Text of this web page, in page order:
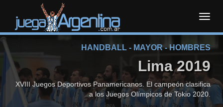
HANDBALL - MAYOR - HOMBRES
Lima 2019
XVIII Juegos Deportivos Panamericanos. El campeón clasifica
a los Juegos Olímpicos de Tokio 2020.